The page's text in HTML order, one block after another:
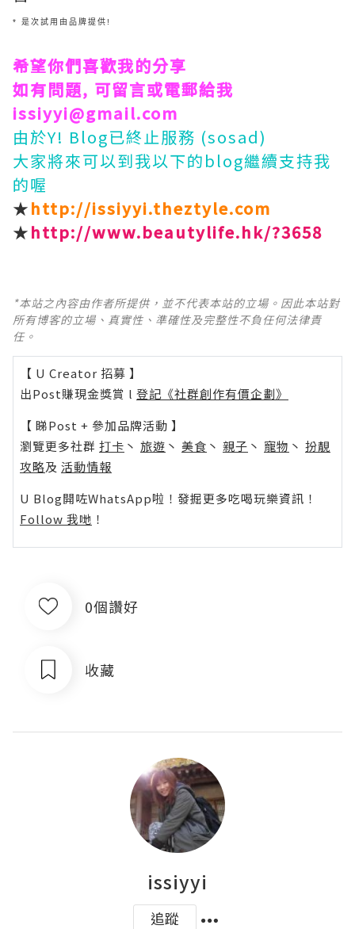
* 是次試用由品牌提供!
希望你們喜歡我的分享
如有問題, 可留言或電郵給我
issiyyi@gmail.com
由於Y! Blog已終止服務 (sosad)
大家將來可以到我以下的blog繼續支持我
的喔
★http://issiyyi.theztyle.com
★http://www.beautylife.hk/?3658
*本站之內容由作者所提供，並不代表本站的立場。因此本站對
所有博客的立場、真實性、準確性及完整性不負任何法律責
任。
【 U Creator 招募 】
出Post賺現金獎賞 l 登記《社群創作有價企劃》
【 睇Post + 參加品牌活動 】
瀏覽更多社群 打卡 丶 旅遊 丶 美食 丶 親子 丶 寵物 丶 扮靚
攻略及 活動情報
U Blog開咗WhatsApp啦！發掘更多吃喝玩樂資訊！
Follow 我哋 ！
0個讚好
收藏
issiyyi
追蹤